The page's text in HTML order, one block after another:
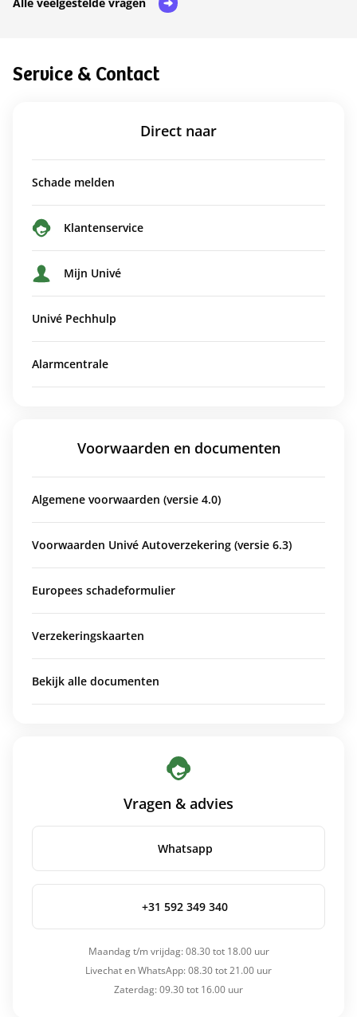
Service & Contact
Direct naar
Schade melden
Klantenservice
Mijn Univé
Univé Pechhulp
Alarmcentrale
Voorwaarden en documenten
Algemene voorwaarden (versie 4.0)
Voorwaarden Univé Autoverzekering (versie 6.3)
Europees schadeformulier
Verzekeringskaarten
Bekijk alle documenten
Vragen & advies
Whatsapp
+31 592 349 340
Maandag t/m vrijdag: 08.30 tot 18.00 uur
Livechat en WhatsApp: 08.30 tot 21.00 uur
Zaterdag: 09.30 tot 16.00 uur